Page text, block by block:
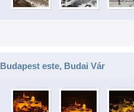
Budapest este, Budai Vár